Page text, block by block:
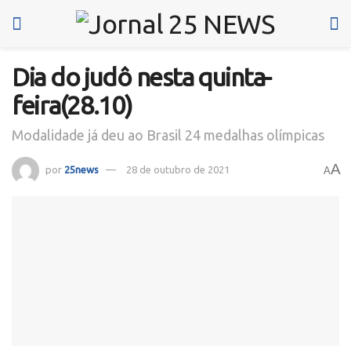
Dia do judô nesta quinta-
feira(28.10)
Modalidade já deu ao Brasil 24 medalhas olímpicas
por 25news 28 de outubro de 2021 AA